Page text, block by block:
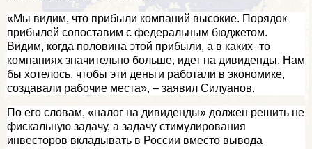
«Мы видим, что прибыли компаний высокие. Порядок
прибылей сопоставим с федеральным бюджетом.
Видим, когда половина этой прибыли, а в каких–то
компаниях значительно больше, идет на дивиденды. Нам
бы хотелось, чтобы эти деньги работали в экономике,
создавали рабочие места», – заявил Силуанов.
По его словам, «налог на дивиденды» должен решить не
фискальную задачу, а задачу стимулирования
инвесторов вкладывать в России вместо вывода